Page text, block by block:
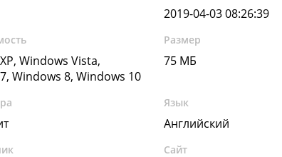
2019-04-03 08:26:39
Windows Vista,
Windows 8, Windows 10
Размер
75 МБ
Язык
Английский
Сайт